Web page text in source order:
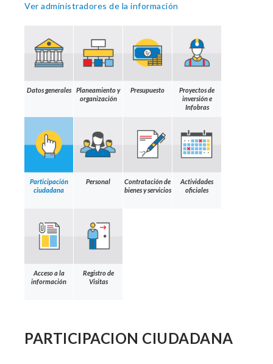
Ver administradores de la información
Datos generales
Planeamiento y
organización
Presupuesto
Proyectos de
inversión e
Infobras
Participación
ciudadana
Personal
Contratación de
bienes y servicios
Actividades
oficiales
Acceso a la
información
Registro de
Visitas
PARTICIPACION CIUDADANA